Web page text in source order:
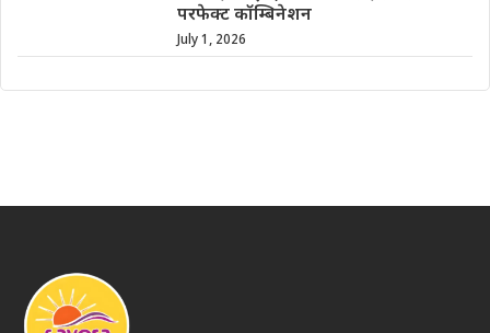
परफेक्ट कॉम्बिनेशन
July 1, 2026